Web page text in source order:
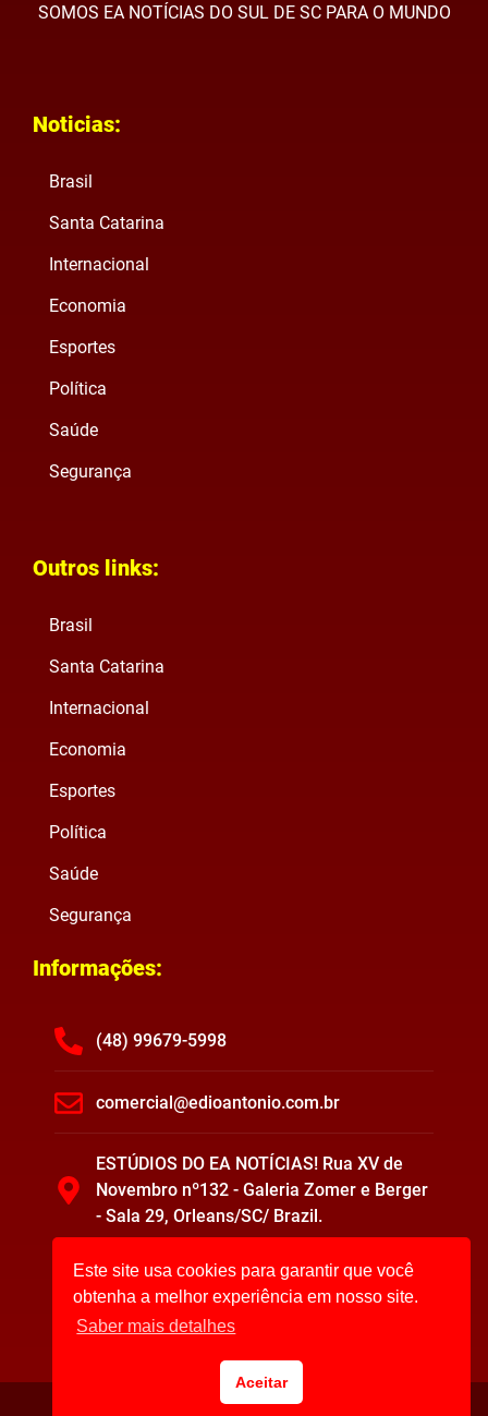
SOMOS EA NOTÍCIAS DO SUL DE SC PARA O MUNDO
Noticias:
Brasil
Santa Catarina
Internacional
Economia
Esportes
Política
Saúde
Segurança
Outros links:
Brasil
Santa Catarina
Internacional
Economia
Esportes
Política
Saúde
Segurança
Informações:
(48) 99679-5998
comercial@edioantonio.com.br
ESTÚDIOS DO EA NOTÍCIAS! Rua XV de
Novembro nº132 - Galeria Zomer e Berger
- Sala 29, Orleans/SC/ Brazil.
EA Notícias ©2023. Todos os direitos reservados.
Este site usa cookies para garantir que você
obtenha a melhor experiência em nosso site.
Saber mais detalhes
Aceitar